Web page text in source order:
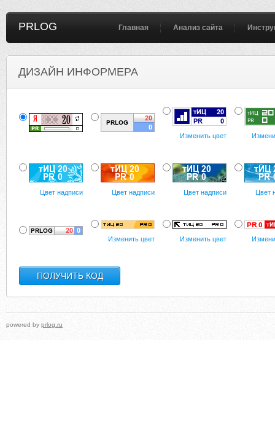
PRLOG Главная Анализ сайта
ДИЗАЙН ИНФОРМЕРА
Изменить цвет
Цвет надписи Цвет надписи Цвет надписи Цвет
Изменить цвет Изменить цвет
powered by prlog.ru